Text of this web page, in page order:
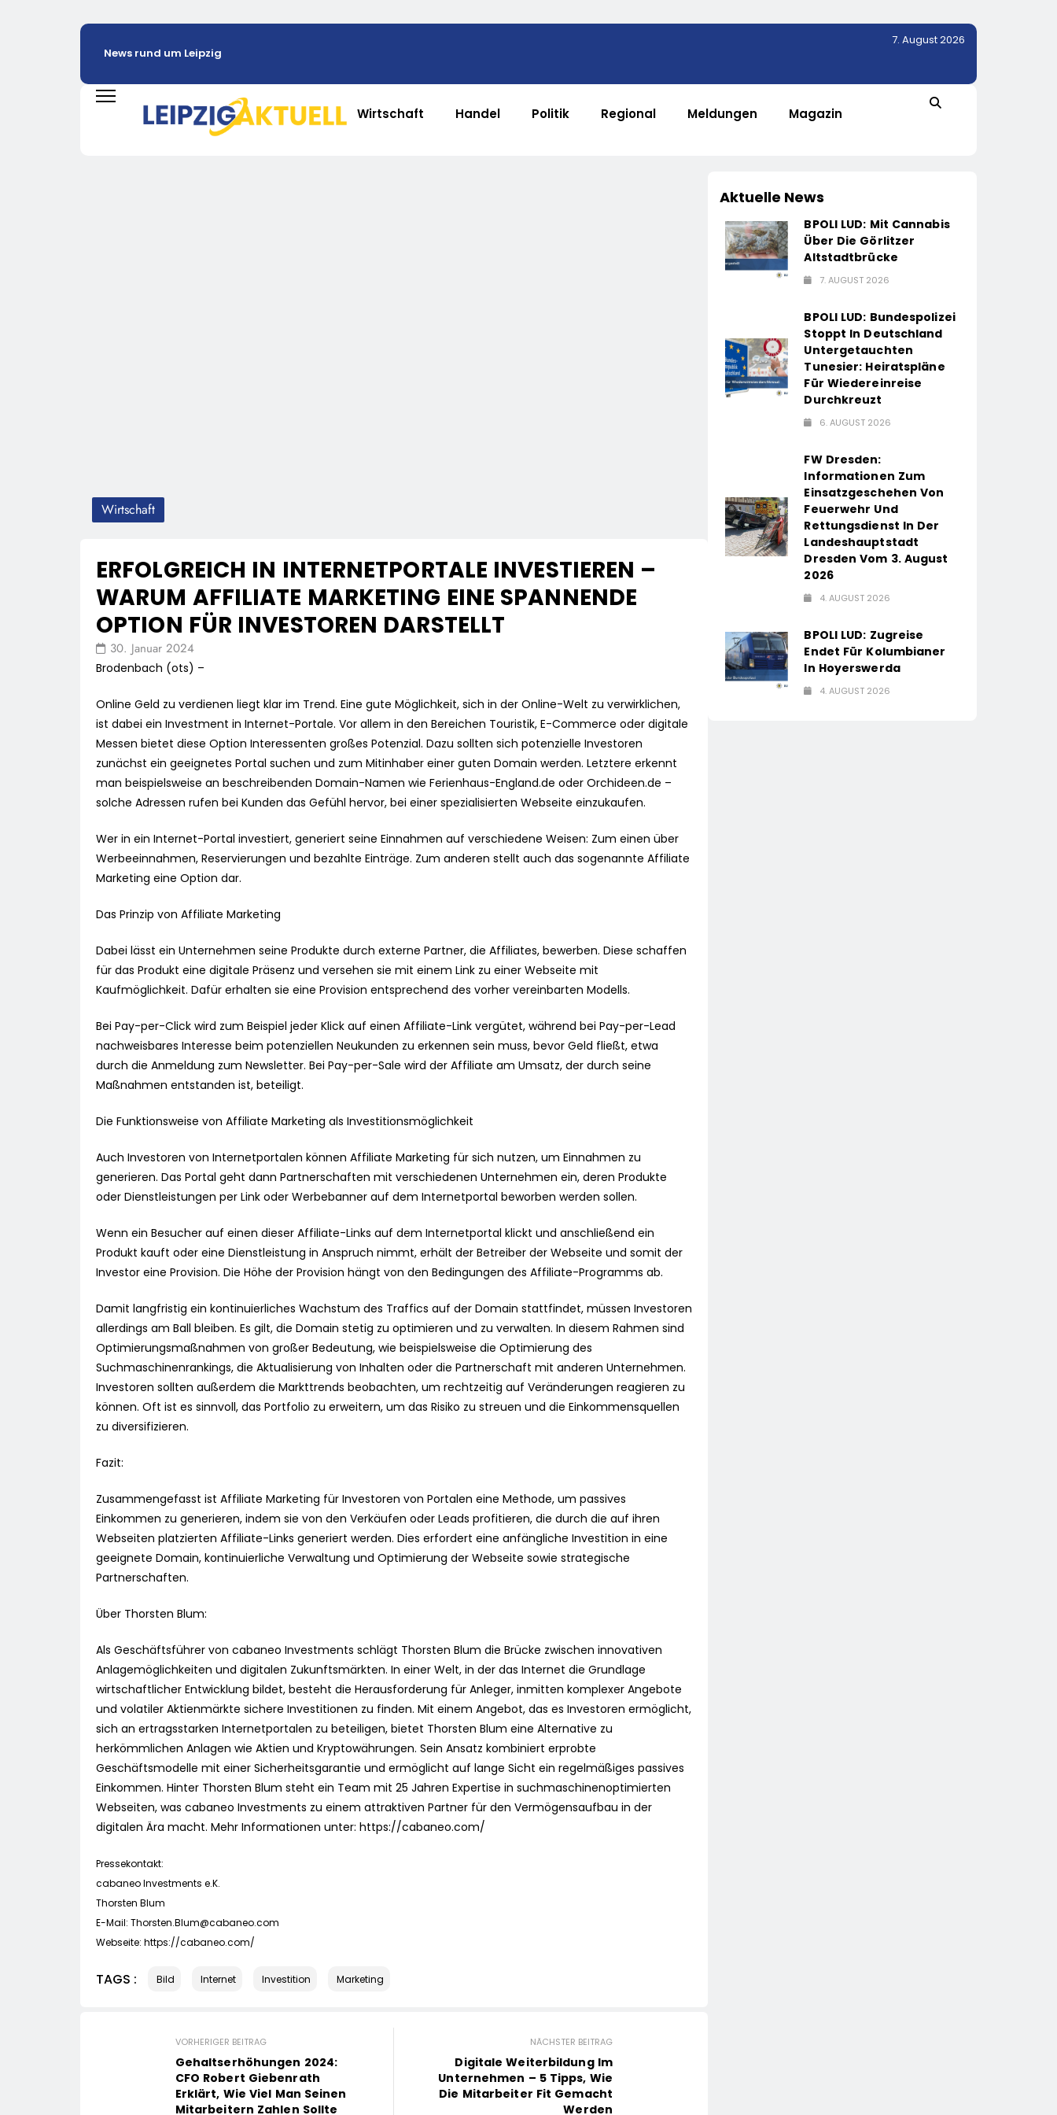
News rund um Leipzig
7. August 2026
Wirtschaft Handel Politik Regional Meldungen Magazin
Wirtschaft
ERFOLGREICH IN INTERNETPORTALE INVESTIEREN –
WARUM AFFILIATE MARKETING EINE SPANNENDE
OPTION FÜR INVESTOREN DARSTELLT
30. Januar 2024
Brodenbach (ots) –
Online Geld zu verdienen liegt klar im Trend. Eine gute Möglichkeit, sich in der Online-Welt zu verwirklichen,
ist dabei ein Investment in Internet-Portale. Vor allem in den Bereichen Touristik, E-Commerce oder digitale
Messen bietet diese Option Interessenten großes Potenzial. Dazu sollten sich potenzielle Investoren
zunächst ein geeignetes Portal suchen und zum Mitinhaber einer guten Domain werden. Letztere erkennt
man beispielsweise an beschreibenden Domain-Namen wie Ferienhaus-England.de oder Orchideen.de –
solche Adressen rufen bei Kunden das Gefühl hervor, bei einer spezialisierten Webseite einzukaufen.
Wer in ein Internet-Portal investiert, generiert seine Einnahmen auf verschiedene Weisen: Zum einen über
Werbeeinnahmen, Reservierungen und bezahlte Einträge. Zum anderen stellt auch das sogenannte Affiliate
Marketing eine Option dar.
Das Prinzip von Affiliate Marketing
Dabei lässt ein Unternehmen seine Produkte durch externe Partner, die Affiliates, bewerben. Diese schaffen
für das Produkt eine digitale Präsenz und versehen sie mit einem Link zu einer Webseite mit
Kaufmöglichkeit. Dafür erhalten sie eine Provision entsprechend des vorher vereinbarten Modells.
Bei Pay-per-Click wird zum Beispiel jeder Klick auf einen Affiliate-Link vergütet, während bei Pay-per-Lead
nachweisbares Interesse beim potenziellen Neukunden zu erkennen sein muss, bevor Geld fließt, etwa
durch die Anmeldung zum Newsletter. Bei Pay-per-Sale wird der Affiliate am Umsatz, der durch seine
Maßnahmen entstanden ist, beteiligt.
Die Funktionsweise von Affiliate Marketing als Investitionsmöglichkeit
Auch Investoren von Internetportalen können Affiliate Marketing für sich nutzen, um Einnahmen zu
generieren. Das Portal geht dann Partnerschaften mit verschiedenen Unternehmen ein, deren Produkte
oder Dienstleistungen per Link oder Werbebanner auf dem Internetportal beworben werden sollen.
Wenn ein Besucher auf einen dieser Affiliate-Links auf dem Internetportal klickt und anschließend ein
Produkt kauft oder eine Dienstleistung in Anspruch nimmt, erhält der Betreiber der Webseite und somit der
Investor eine Provision. Die Höhe der Provision hängt von den Bedingungen des Affiliate-Programms ab.
Damit langfristig ein kontinuierliches Wachstum des Traffics auf der Domain stattfindet, müssen Investoren
allerdings am Ball bleiben. Es gilt, die Domain stetig zu optimieren und zu verwalten. In diesem Rahmen sind
Optimierungsmaßnahmen von großer Bedeutung, wie beispielsweise die Optimierung des
Suchmaschinenrankings, die Aktualisierung von Inhalten oder die Partnerschaft mit anderen Unternehmen.
Investoren sollten außerdem die Markttrends beobachten, um rechtzeitig auf Veränderungen reagieren zu
können. Oft ist es sinnvoll, das Portfolio zu erweitern, um das Risiko zu streuen und die Einkommensquellen
zu diversifizieren.
Fazit:
Zusammengefasst ist Affiliate Marketing für Investoren von Portalen eine Methode, um passives
Einkommen zu generieren, indem sie von den Verkäufen oder Leads profitieren, die durch die auf ihren
Webseiten platzierten Affiliate-Links generiert werden. Dies erfordert eine anfängliche Investition in eine
geeignete Domain, kontinuierliche Verwaltung und Optimierung der Webseite sowie strategische
Partnerschaften.
Über Thorsten Blum:
Als Geschäftsführer von cabaneo Investments schlägt Thorsten Blum die Brücke zwischen innovativen
Anlagemöglichkeiten und digitalen Zukunftsmärkten. In einer Welt, in der das Internet die Grundlage
wirtschaftlicher Entwicklung bildet, besteht die Herausforderung für Anleger, inmitten komplexer Angebote
und volatiler Aktienmärkte sichere Investitionen zu finden. Mit einem Angebot, das es Investoren ermöglicht,
sich an ertragsstarken Internetportalen zu beteiligen, bietet Thorsten Blum eine Alternative zu
herkömmlichen Anlagen wie Aktien und Kryptowährungen. Sein Ansatz kombiniert erprobte
Geschäftsmodelle mit einer Sicherheitsgarantie und ermöglicht auf lange Sicht ein regelmäßiges passives
Einkommen. Hinter Thorsten Blum steht ein Team mit 25 Jahren Expertise in suchmaschinenoptimierten
Webseiten, was cabaneo Investments zu einem attraktiven Partner für den Vermögensaufbau in der
digitalen Ära macht. Mehr Informationen unter: https://cabaneo.com/
Pressekontakt:
cabaneo Investments e.K.
Thorsten Blum
E-Mail: Thorsten.Blum@cabaneo.com
Webseite: https://cabaneo.com/
TAGS : Bild Internet Investition Marketing
VORHERIGER BEITRAG
Gehaltserhöhungen 2024:
CFO Robert Giebenrath
Erklärt, Wie Viel Man Seinen
Mitarbeitern Zahlen Sollte
NÄCHSTER BEITRAG
Digitale Weiterbildung Im
Unternehmen – 5 Tipps, Wie
Die Mitarbeiter Fit Gemacht
Werden
Aktuelle News
BPOLI LUD: Mit Cannabis
Über Die Görlitzer
Altstadtbrücke
7. AUGUST 2026
BPOLI LUD: Bundespolizei
Stoppt In Deutschland
Untergetauchten
Tunesier: Heiratspläne
Für Wiedereinreise
Durchkreuzt
6. AUGUST 2026
FW Dresden:
Informationen Zum
Einsatzgeschehen Von
Feuerwehr Und
Rettungsdienst In Der
Landeshauptstadt
Dresden Vom 3. August
2026
4. AUGUST 2026
BPOLI LUD: Zugreise
Endet Für Kolumbianer
In Hoyerswerda
4. AUGUST 2026